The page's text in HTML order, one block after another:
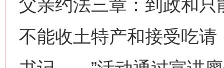
父亲约法三章：到政和
不能收土特产和接受吃